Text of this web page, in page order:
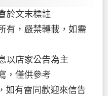
於文末標註
有，嚴禁轉載，如需
以店家公告為主
，僅供參考
如有雷同歡迎來信告